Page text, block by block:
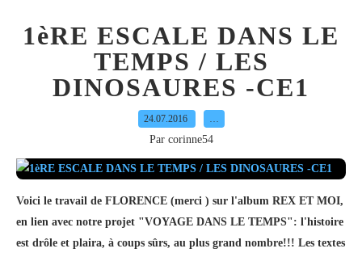
1èRE ESCALE DANS LE
TEMPS / LES
DINOSAURES -CE1
24.07.2016 …
Par corinne54
Voici le travail de FLORENCE (merci ) sur l'album REX ET MOI,
en lien avec notre projet "VOYAGE DANS LE TEMPS": l'histoire
est drôle et plaira, à coups sûrs, au plus grand nombre!!! Les textes